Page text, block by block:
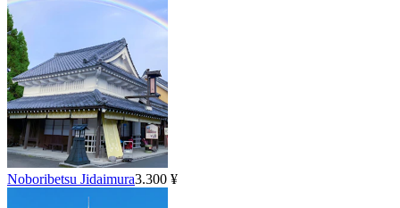
Noboribetsu Jidaimura3.300 ¥